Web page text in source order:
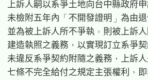
上訴人嗣以系爭土地向台中縣政府
未檢附五年內「不開發證明」為由
並為被上訴人所不爭執。則被上訴
建造執照之義務，以實現訂立系爭
未違反系爭契約附隨之義務，上訴
七條不完全給付之規定主張權利，